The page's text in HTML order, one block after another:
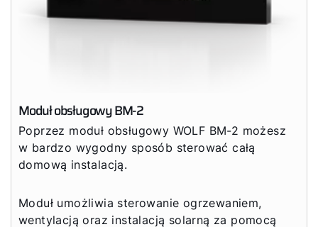
Moduł obsługowy BM-2
Poprzez moduł obsługowy WOLF BM-2 możesz
w bardzo wygodny sposób sterować całą
domową instalacją.
Moduł umożliwia sterowanie ogrzewaniem,
wentylacją oraz instalacją solarną za pomocą